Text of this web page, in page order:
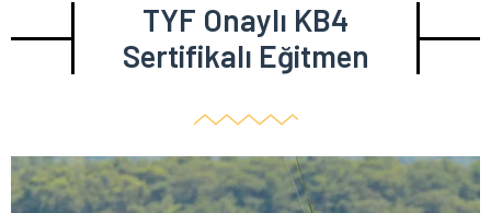
TYF Onaylı KB4
Sertifikalı Eğitmen